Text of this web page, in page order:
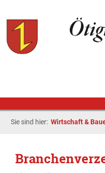
Sie sind hier:Wirtschaft &